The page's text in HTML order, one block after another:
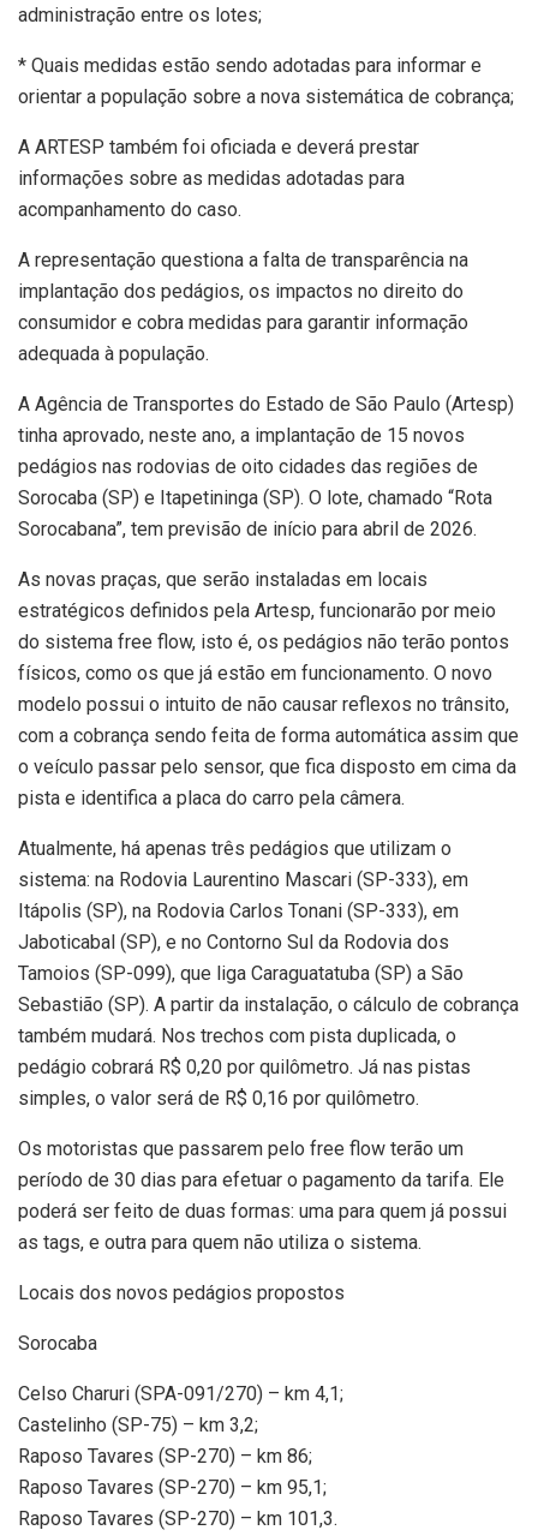
administração entre os lotes;
* Quais medidas estão sendo adotadas para informar e
orientar a população sobre a nova sistemática de cobrança;
A ARTESP também foi oficiada e deverá prestar
informações sobre as medidas adotadas para
acompanhamento do caso.
A representação questiona a falta de transparência na
implantação dos pedágios, os impactos no direito do
consumidor e cobra medidas para garantir informação
adequada à população.
A Agência de Transportes do Estado de São Paulo (Artesp)
tinha aprovado, neste ano, a implantação de 15 novos
pedágios nas rodovias de oito cidades das regiões de
Sorocaba (SP) e Itapetininga (SP). O lote, chamado “Rota
Sorocabana”, tem previsão de início para abril de 2026.
As novas praças, que serão instaladas em locais
estratégicos definidos pela Artesp, funcionarão por meio
do sistema free flow, isto é, os pedágios não terão pontos
físicos, como os que já estão em funcionamento. O novo
modelo possui o intuito de não causar reflexos no trânsito,
com a cobrança sendo feita de forma automática assim que
o veículo passar pelo sensor, que fica disposto em cima da
pista e identifica a placa do carro pela câmera.
Atualmente, há apenas três pedágios que utilizam o
sistema: na Rodovia Laurentino Mascari (SP-333), em
Itápolis (SP), na Rodovia Carlos Tonani (SP-333), em
Jaboticabal (SP), e no Contorno Sul da Rodovia dos
Tamoios (SP-099), que liga Caraguatatuba (SP) a São
Sebastião (SP). A partir da instalação, o cálculo de cobrança
também mudará. Nos trechos com pista duplicada, o
pedágio cobrará R$ 0,20 por quilômetro. Já nas pistas
simples, o valor será de R$ 0,16 por quilômetro.
Os motoristas que passarem pelo free flow terão um
período de 30 dias para efetuar o pagamento da tarifa. Ele
poderá ser feito de duas formas: uma para quem já possui
as tags, e outra para quem não utiliza o sistema.
Locais dos novos pedágios propostos
Sorocaba
Celso Charuri (SPA-091/270) – km 4,1;
Castelinho (SP-75) – km 3,2;
Raposo Tavares (SP-270) – km 86;
Raposo Tavares (SP-270) – km 95,1;
Raposo Tavares (SP-270) – km 101,3.